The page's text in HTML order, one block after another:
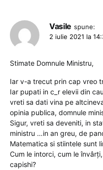
Vasile spune:
2 iulie 2021 la
Stimate Domnule Ministru,
Iar v-a trecut prin cap vreo
Iar pupati in c_r elevii din
vreti sa dati vina pe
opinia publica, domnule
Sigur, vreti sa deveniti, in
ministru …in an greu, de
Matematica si stiintele sunt
Cum le intorci, cum le
capishi?